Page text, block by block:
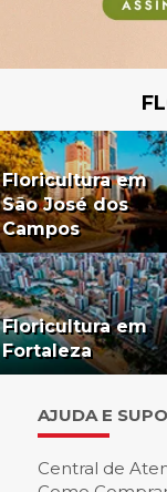
Floricultura em
São José dos
Campos
Floricultura em
Fortaleza
AJUDA E
Central de